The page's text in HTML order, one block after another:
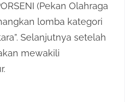
(Pekan Olahraga
lomba kategori
Selanjutnya setelah
mewakili